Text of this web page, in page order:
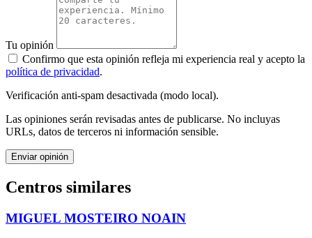
Tu opinión
Confirmo que esta opinión refleja mi experiencia real y acepto la
política de privacidad.
Verificación anti-spam desactivada (modo local).
Las opiniones serán revisadas antes de publicarse. No incluyas
URLs, datos de terceros ni información sensible.
Enviar opinión
Centros similares
MIGUEL MOSTEIRO NOAIN